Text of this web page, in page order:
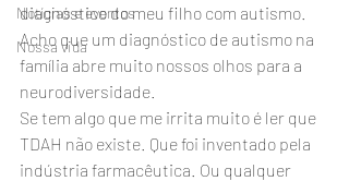
Notícias e eventos
Nossa vida
diagnóstico do meu filho com autismo.
Acho que um diagnóstico de autismo na
família abre muito nossos olhos para a
neurodiversidade.
Se tem algo que me irrita muito é ler que
TDAH não existe. Que foi inventado pela
indústria farmacêutica. Ou qualquer